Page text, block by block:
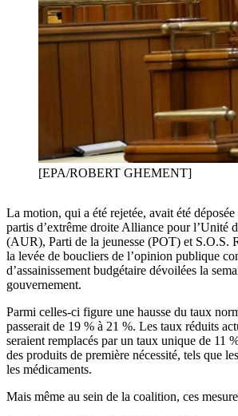
[EPA/ROBERT GHEMENT]
La motion, qui a été rejetée, avait été
partis d’extrême droite Alliance pour l’Unité
(AUR), Parti de la jeunesse (POT) et S.O.S.
la levée de boucliers de l’opinion publique
d’assainissement budgétaire dévoilées la
gouvernement.
Parmi celles-ci figure une hausse du taux
passerait de 19 % à 21 %. Les taux réduits
seraient remplacés par un taux unique de 11
des produits de première nécessité, tels que
les médicaments.
Mais même au sein de la coalition, ces